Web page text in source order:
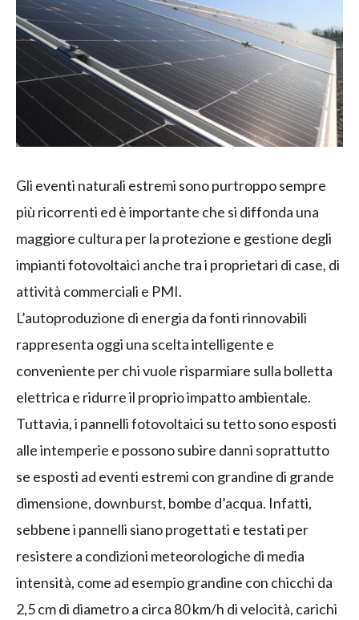
Gli eventi naturali estremi sono purtroppo sempre
più ricorrenti ed è importante che si diffonda una
maggiore cultura per la protezione e gestione degli
impianti fotovoltaici anche tra i proprietari di case, di
attività commerciali e PMI.
L’autoproduzione di energia da fonti rinnovabili
rappresenta oggi una scelta intelligente e
conveniente per chi vuole risparmiare sulla bolletta
elettrica e ridurre il proprio impatto ambientale.
Tuttavia, i pannelli fotovoltaici su tetto sono esposti
alle intemperie e possono subire danni soprattutto
se esposti ad eventi estremi con grandine di grande
dimensione, downburst, bombe d’acqua. Infatti,
sebbene i pannelli siano progettati e testati per
resistere a condizioni meteorologiche di media
intensità, come ad esempio grandine con chicchi da
2,5 cm di diametro a circa 80 km/h di velocità, carichi